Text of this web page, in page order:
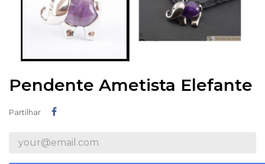
Pendente Ametista Elefante
Partilhar